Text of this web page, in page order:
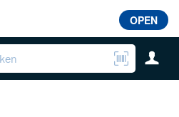
OPEN